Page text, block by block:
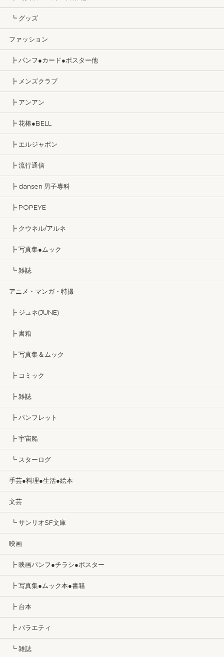
┗ グッズ
ファッション
┣ パンフ●カード●ポスター他
┣ メンズクラブ
┣ アンアン
┣ 花椿●BELL
┣ エルジャポン
┣ 流行通信
┣ dansen 男子専科
┣ POPEYE
┣ クウネル/アルネ
┣ 写真集●ムック
┗ 雑誌
アニメ・マンガ・特撮
┣ ジュネ(JUNE)
┣ 書籍
┣ 写真集＆ムック
┣ コミック
┣ 雑誌
┣ パンフレット
┣ 宇宙船
┗ スターログ
手芸●料理●生活●絵本
文芸
┗ サンリオSF文庫
映画
┣ 映画パンフ●チラシ●ポスター
┣ 写真集●ムック本●書籍
┣ 台本
┣ バラエティ
┗ 雑誌